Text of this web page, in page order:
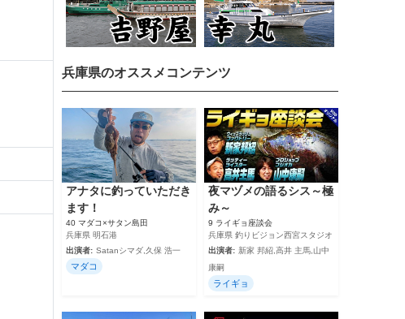
兵庫県のオススメコンテンツ
アナタに釣っていただき
ます！
40 マダコ×サタン島田
兵庫県 明石港
出演者: Satanシマダ,久保 浩一
マダコ
夜マヅメの語るシス～極
み～
9 ライギョ座談会
兵庫県 釣りビジョン西宮スタジオ
出演者: 新家 邦紹,高井 主馬,山中
康嗣
ライギョ